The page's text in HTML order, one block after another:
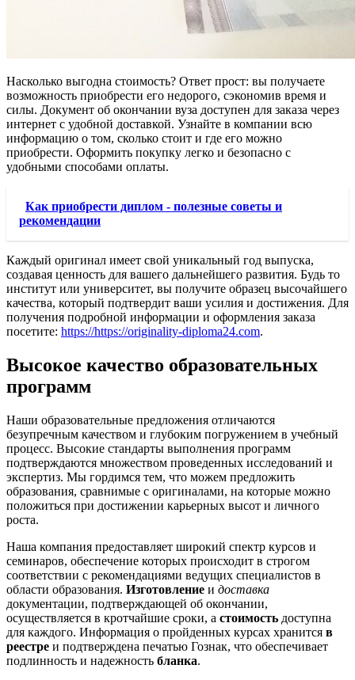
Насколько выгодна стоимость? Ответ прост: вы получаете
возможность приобрести его недорого, сэкономив время и
силы. Документ об окончании вуза доступен для заказа через
интернет с удобной доставкой. Узнайте в компании всю
информацию о том, сколько стоит и где его можно
приобрести. Оформить покупку легко и безопасно с
удобными способами оплаты.
Как приобрести диплом - полезные советы и
рекомендации
Каждый оригинал имеет свой уникальный год выпуска,
создавая ценность для вашего дальнейшего развития. Будь то
институт или университет, вы получите образец высочайшего
качества, который подтвердит ваши усилия и достижения. Для
получения подробной информации и оформления заказа
посетите: https://https://originality-diploma24.com.
Высокое качество образовательных
программ
Наши образовательные предложения отличаются
безупречным качеством и глубоким погружением в учебный
процесс. Высокие стандарты выполнения программ
подтверждаются множеством проведенных исследований и
экспертиз. Мы гордимся тем, что можем предложить
образования, сравнимые с оригиналами, на которые можно
положиться при достижении карьерных высот и личного
роста.
Наша компания предоставляет широкий спектр курсов и
семинаров, обеспечение которых происходит в строгом
соответствии с рекомендациями ведущих специалистов в
области образования. Изготовление и доставка
документации, подтверждающей об окончании,
осуществляется в кротчайшие сроки, а стоимость доступна
для каждого. Информация о пройденных курсах хранится в
реестре и подтверждена печатью Гознак, что обеспечивает
подлинность и надежность бланка.